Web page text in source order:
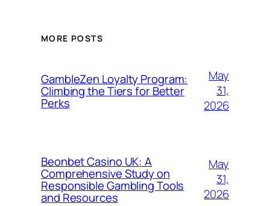
MORE POSTS
GambleZen Loyalty Program:
Climbing the Tiers for Better
Perks
May
31,
2026
Beonbet Casino UK: A
Comprehensive Study on
Responsible Gambling Tools
and Resources
May
31,
2026